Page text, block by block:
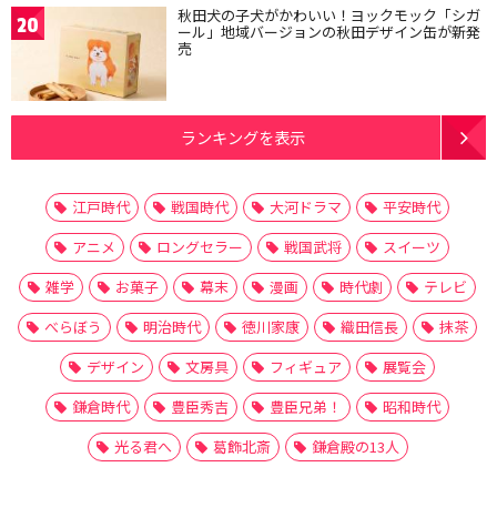
20 秋田犬の子犬がかわいい！ヨックモック「シガ
ール」地域バージョンの秋田デザイン缶が新発
売
ランキングを表示
江戸時代 戦国時代 大河ドラマ
平安時代
アニメ
ロングセラー 戦国武将
スイーツ
雑学
お菓子 幕末 漫画 時代劇
テレビ
べらぼう
明治時代 徳川家康 織田信長
抹茶
デザイン
文房具 フィギュア
展覧会
鎌倉時代
豊臣秀吉 豊臣兄弟！
昭和時代
光る君へ
葛飾北斎 鎌倉殿の13人